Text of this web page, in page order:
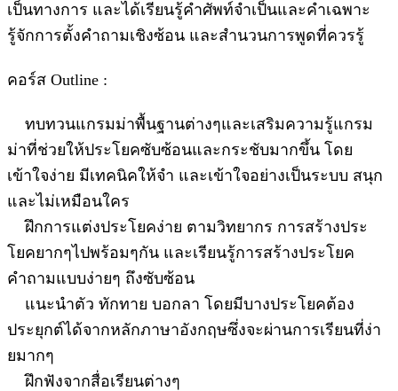
เป็นทางการ และได้เรียนรู้คำศัพท์จำเป็นและคำเฉพาะ
รู้จักการตั้งคำถามเชิงซ้อน และสำนวนการพูดที่ควรรู้
คอร์ส Outline :
ทบทวนแกรมม่าพื้นฐานต่างๆและเสริมความรู้แกรม
ม่าที่ช่วยให้ประโยคซับซ้อนและกระชับมากขึ้น โดย
เข้าใจง่าย มีเทคนิคให้จำ และเข้าใจอย่างเป็นระบบ สนุก
และไม่เหมือนใคร
ฝึกการแต่งประโยคง่าย ตามวิทยากร การสร้างประ
โยคยากๆไปพร้อมๆกัน และเรียนรู้การสร้างประโยค
คำถามแบบง่ายๆ ถึงซับซ้อน
แนะนำตัว ทักทาย บอกลา โดยมีบางประโยคต้อง
ประยุกต์ได้จากหลักภาษาอังกฤษซึ่งจะผ่านการเรียนที่ง่า
ยมากๆ
ฝึกฟังจากสื่อเรียนต่างๆ